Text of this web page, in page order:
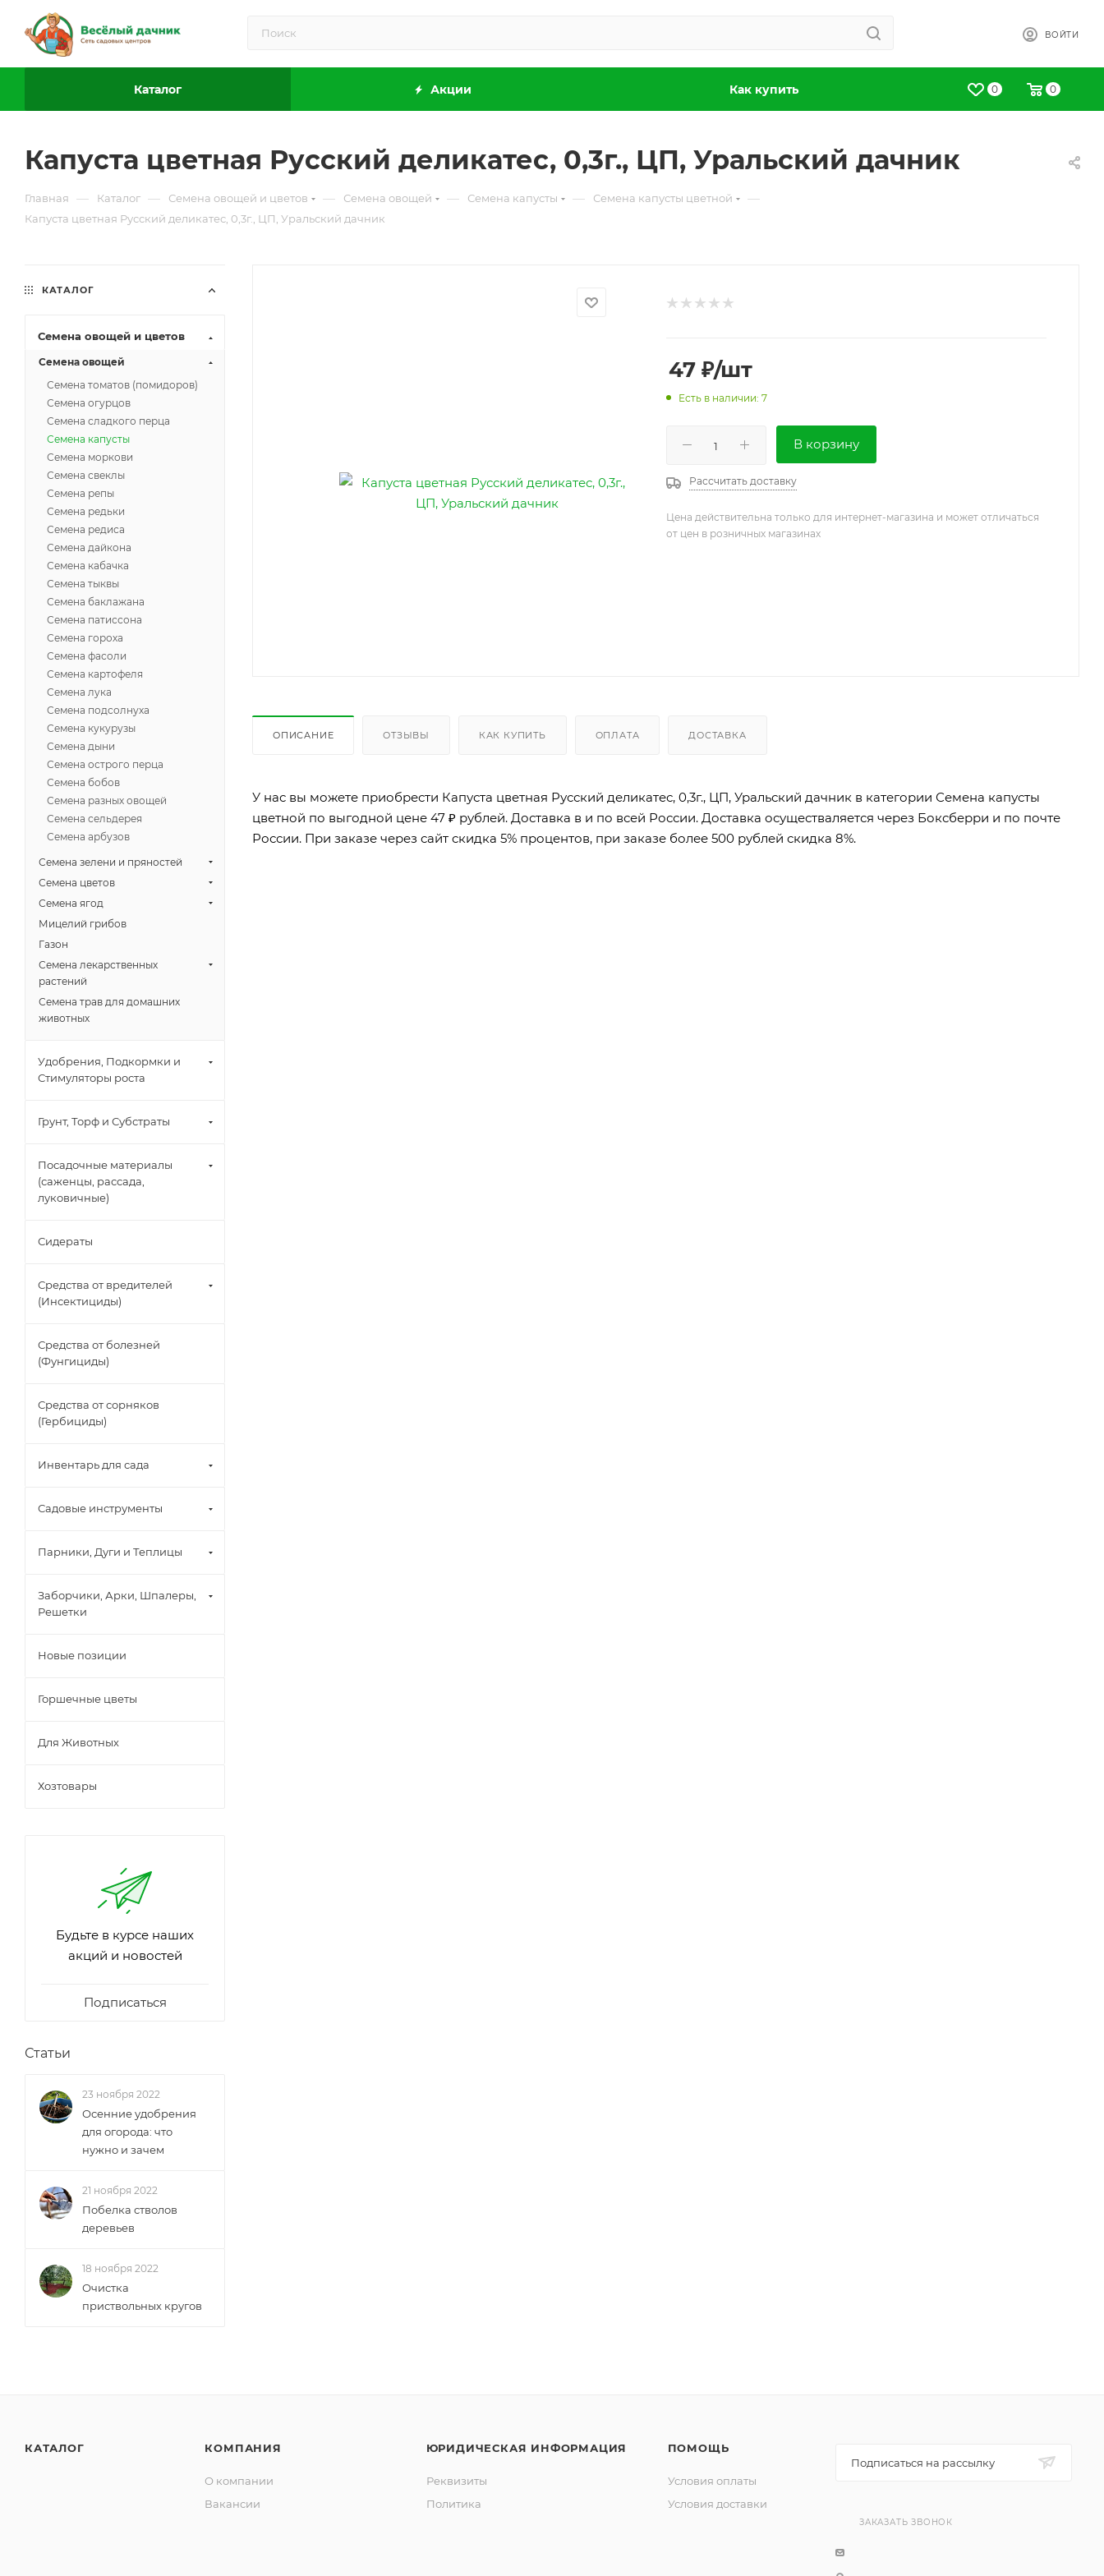
ВОЙТИ
0 0
Каталог Акции Как купить
Капуста цветная Русский деликатес, 0,3г., ЦП, Уральский дачник
Главная — Каталог — Семена овощей и цветов — Семена овощей — Семена капусты — Семена капусты цветной —
Капуста цветная Русский деликатес, 0,3г., ЦП, Уральский дачник
47₽/шт
Есть в наличии: 7
В корзину
Рассчитать доставку
Цена действительна только для интернет-магазина и может отличаться
от цен в розничных магазинах
ОПИСАНИЕ ОТЗЫВЫ КАК КУПИТЬ ОПЛАТА ДОСТАВКА
У нас вы можете приобрести Капуста цветная Русский деликатес, 0,3г., ЦП, Уральский дачник в категории Семена капусты
цветной по выгодной цене 47 ₽ рублей. Доставка в и по всей России. Доставка осуществаляется через Боксберри и по почте
России. При заказе через сайт скидка 5% процентов, при заказе более 500 рублей скидка 8%.
КАТАЛОГ
Семена овощей и цветов
Семена овощей
Семена томатов (помидоров)
Семена огурцов
Семена сладкого перца
Семена капусты
Семена моркови
Семена свеклы
Семена репы
Семена редьки
Семена редиса
Семена дайкона
Семена кабачка
Семена тыквы
Семена баклажана
Семена патиссона
Семена гороха
Семена фасоли
Семена картофеля
Семена лука
Семена подсолнуха
Семена кукурузы
Семена дыни
Семена острого перца
Семена бобов
Семена разных овощей
Семена сельдерея
Семена арбузов
Семена зелени и пряностей
Семена цветов
Семена ягод
Мицелий грибов
Газон
Семена лекарственных
растений
Семена трав для домашних
животных
Удобрения, Подкормки и
Стимуляторы роста
Грунт, Торф и Субстраты
Посадочные материалы
(саженцы, рассада,
луковичные)
Сидераты
Средства от вредителей
(Инсектициды)
Средства от болезней
(Фунгициды)
Средства от сорняков
(Гербициды)
Инвентарь для сада
Садовые инструменты
Парники, Дуги и Теплицы
Заборчики, Арки, Шпалеры,
Решетки
Новые позиции
Горшечные цветы
Для Животных
Хозтовары
Будьте в курсе наших
акций и новостей
Подписаться
Статьи
23 ноября 2022
Осенние удобрения
для огорода: что
нужно и зачем
21 ноября 2022
Побелка стволов
деревьев
18 ноября 2022
Очистка
приствольных кругов
КАТАЛОГ КОМПАНИЯ
О компании
Вакансии
ЮРИДИЧЕСКАЯ ИНФОРМАЦИЯ
Реквизиты
Политика
ПОМОЩЬ
Условия оплаты
Условия доставки
Подписаться на рассылку
ЗАКАЗАТЬ ЗВОНОК